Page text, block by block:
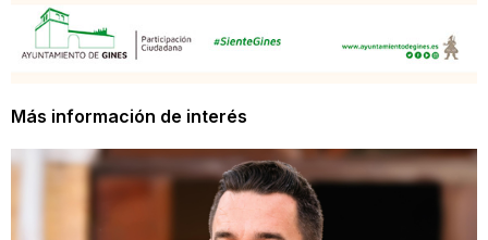
Más información de interés